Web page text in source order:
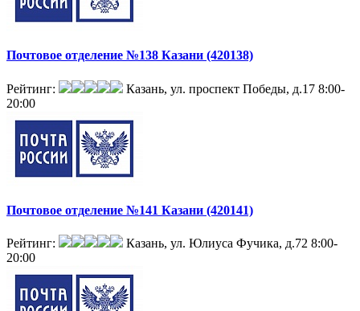
Почтовое отделение №138 Казани (420138)
Рейтинг: Казань, ул. проспект Победы, д.17 8:00-
20:00
Почтовое отделение №141 Казани (420141)
Рейтинг: Казань, ул. Юлиуса Фучика, д.72 8:00-
20:00